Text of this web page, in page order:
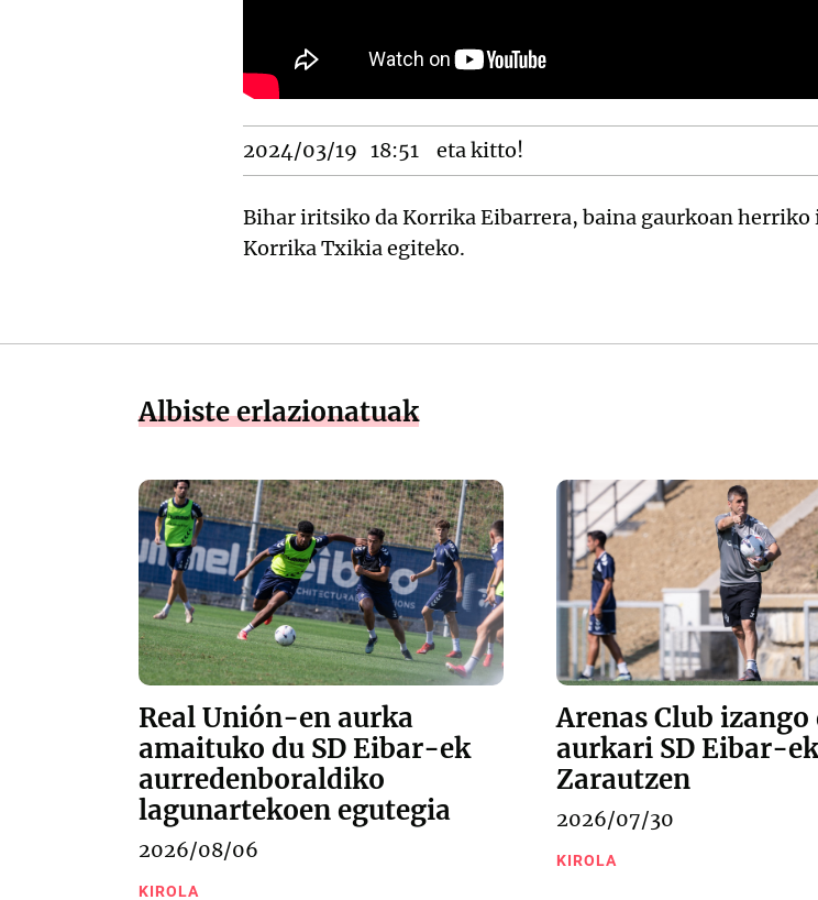
2024/03/19 18:51 eta kitto!
Bihar iritsiko da Korrika Eibarrera, baina gaurkoan
Korrika Txikia egiteko.
Albiste erlazionatuak
Real Unión-en aurka
amaituko du SD Eibar-ek
aurredenboraldiko
lagunartekoen egutegia
2026/08/06
KIROLA
Arenas Club izango
aurkari SD Eibar-ek
Zarautzen
2026/07/30
KIROLA